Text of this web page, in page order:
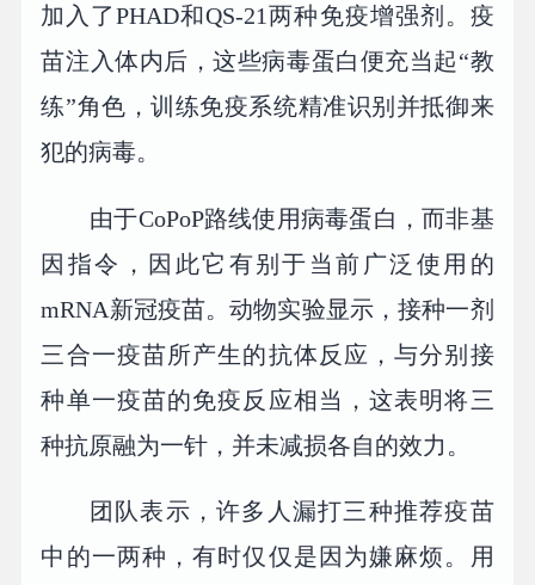
加入了PHAD和QS-21两种免疫增强剂。疫
苗注入体内后，这些病毒蛋白便充当起“教
练”角色，训练免疫系统精准识别并抵御来
犯的病毒。
由于CoPoP路线使用病毒蛋白，而非基
因指令，因此它有别于当前广泛使用的
mRNA新冠疫苗。动物实验显示，接种一剂
三合一疫苗所产生的抗体反应，与分别接
种单一疫苗的免疫反应相当，这表明将三
种抗原融为一针，并未减损各自的效力。
团队表示，许多人漏打三种推荐疫苗
中的一两种，有时仅仅是因为嫌麻烦。用